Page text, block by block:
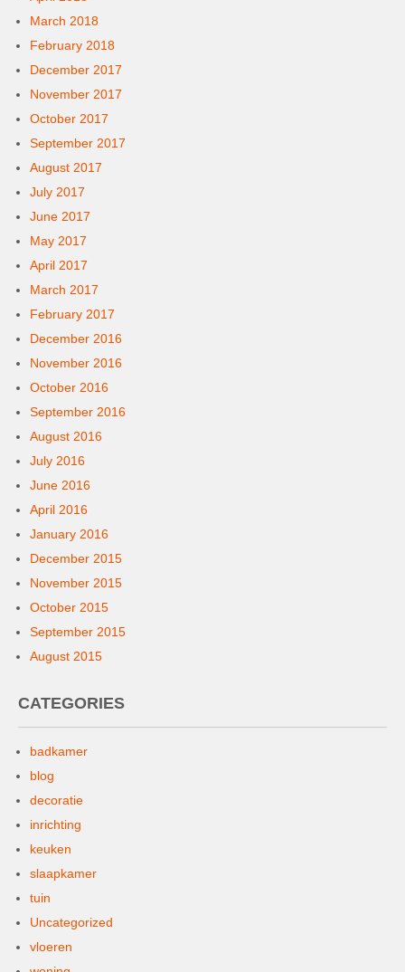
March 2018
February 2018
December 2017
November 2017
October 2017
September 2017
August 2017
July 2017
June 2017
May 2017
April 2017
March 2017
February 2017
December 2016
November 2016
October 2016
September 2016
August 2016
July 2016
June 2016
April 2016
January 2016
December 2015
November 2015
October 2015
September 2015
August 2015
CATEGORIES
badkamer
blog
decoratie
inrichting
keuken
slaapkamer
tuin
Uncategorized
vloeren